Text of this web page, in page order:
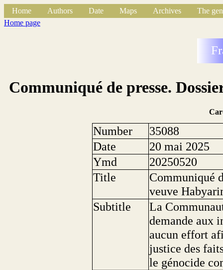
Home Authors Date Maps Archives
The
Home page
Communiqué de presse.
Number
35088
Date
20 mai 2025
Ymd
20250520
Title
Communiqué
veuve
Subtitle
La
demande aux
aucun effort
justice des
le génocide